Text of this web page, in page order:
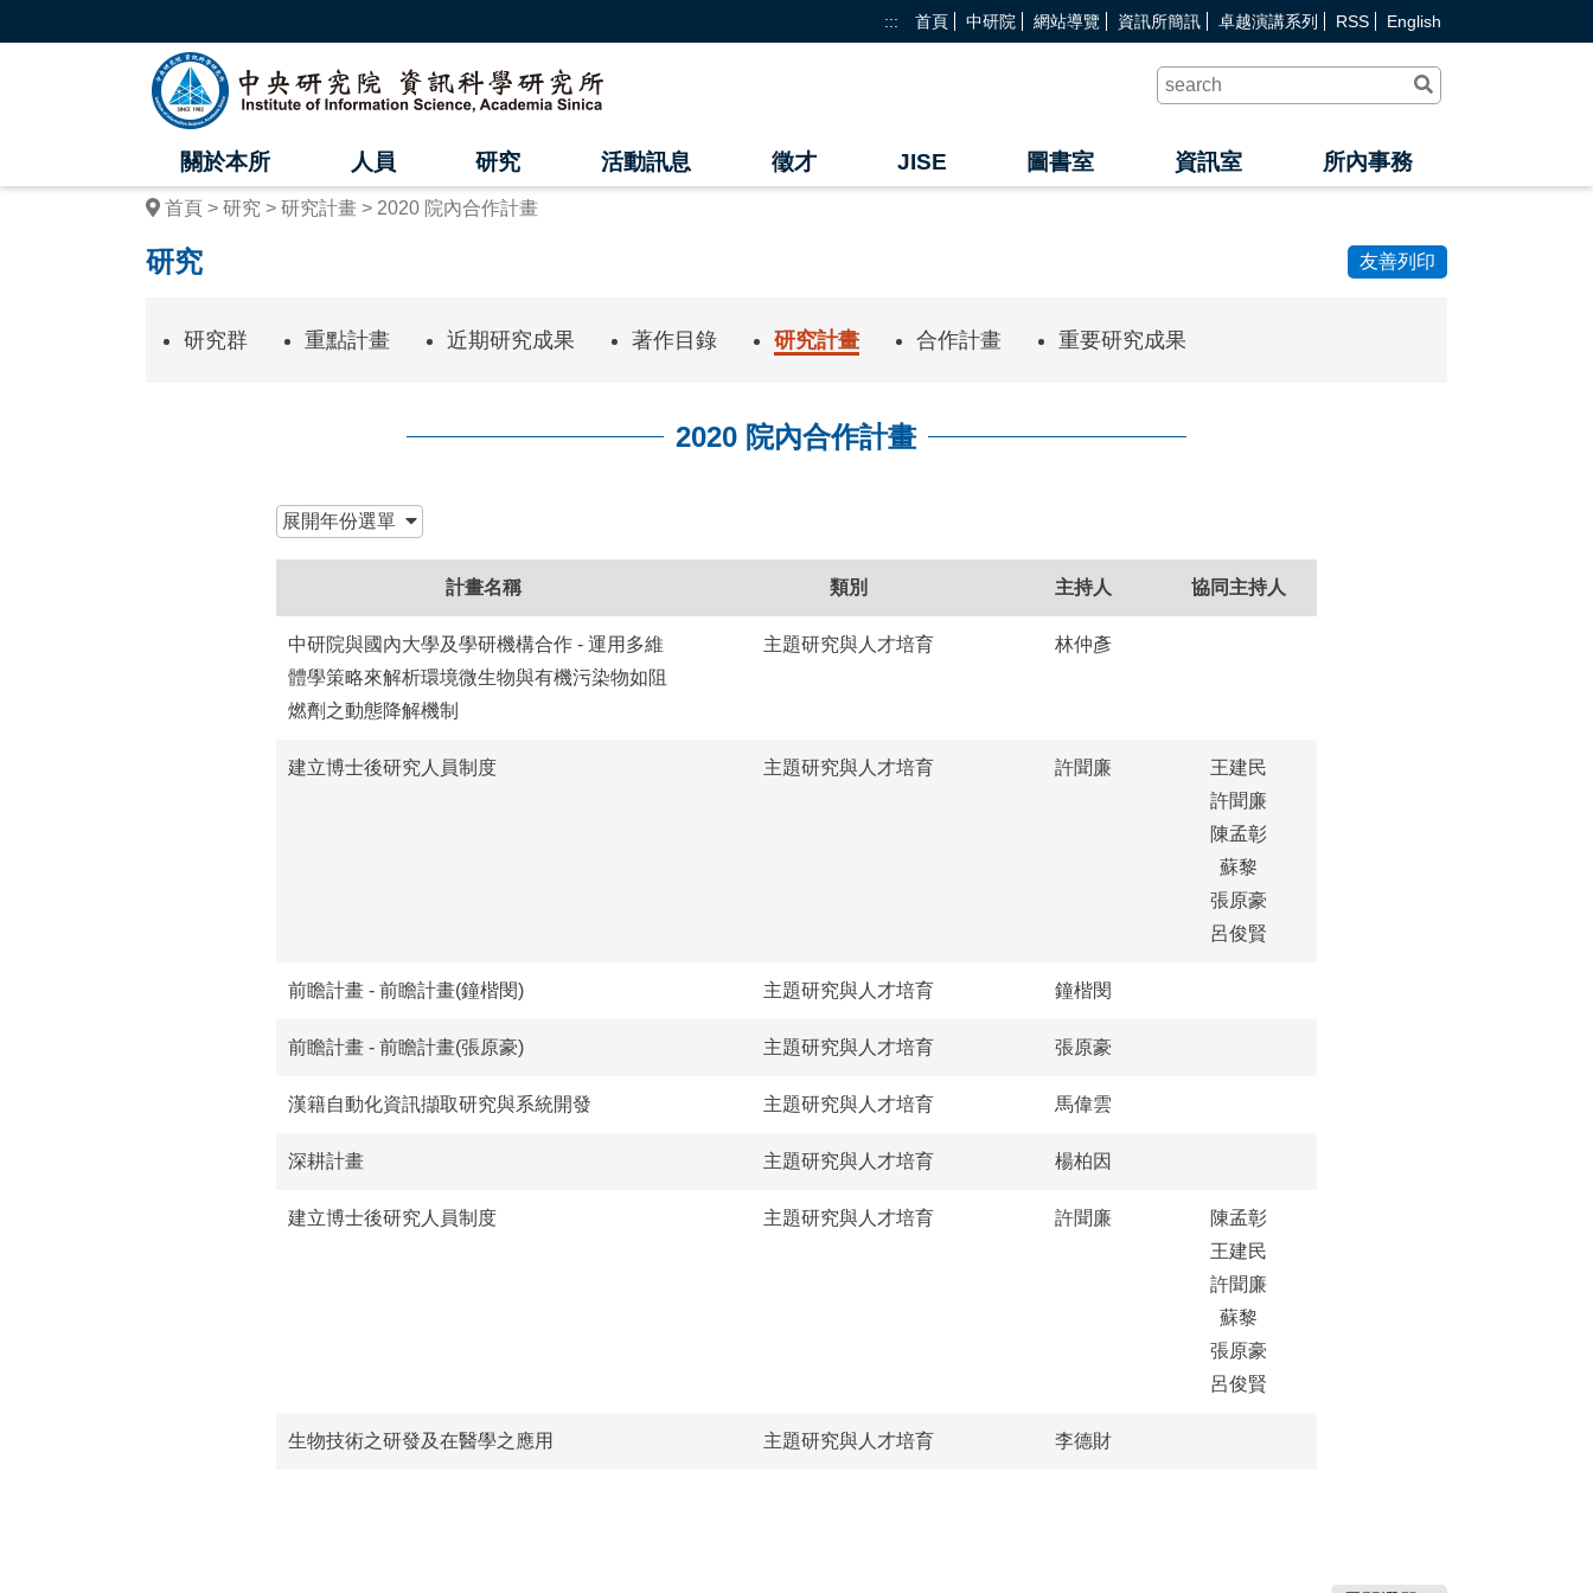
::: 首頁 中研院 網站導覽 資訊所簡訊 卓越演講系列 RSS English
中
央
研
究
資
出
關於本所 人員 研究 活動訊息 徵才 JISE 圖書室 資訊室 所內事務
首頁 研究 研究計畫 2020 院內合作計畫
研究 友善列印
研究群 重點計畫 近期研究成果 著作目錄 研究計畫 合作計畫 重要研究成果
2020 院內合作計畫
展開年份選單
計畫名稱 類別 主持人 協同主持人
中研院與國內大學及學研機構合作 - 運用多維
體學策略來解析環境微生物與有機污染物如阻
燃劑之動態降解機制
主題研究與人才培育 林仲彥
建立博士後研究人員制度 主題研究與人才培育 許聞廉
王建民
許聞廉
陳孟彰
蘇黎
張原豪
呂俊賢
前瞻計畫 - 前瞻計畫(鐘楷閔) 主題研究與人才培育 鐘楷閔
前瞻計畫 - 前瞻計畫(張原豪) 主題研究與人才培育 張原豪
漢籍自動化資訊擷取研究與系統開發 主題研究與人才培育 馬偉雲
深耕計畫 主題研究與人才培育 楊柏因
建立博士後研究人員制度 主題研究與人才培育 許聞廉
陳孟彰
王建民
許聞廉
蘇黎
張原豪
呂俊賢
生物技術之研發及在醫學之應用 主題研究與人才培育 李德財